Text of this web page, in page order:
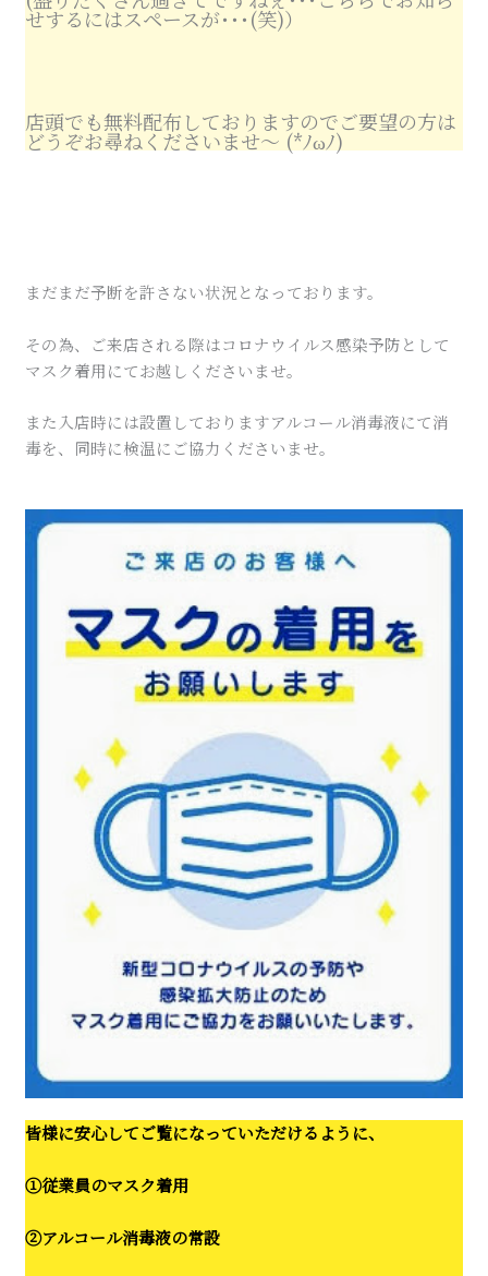
せするにはスペースが･･･(笑)）
店頭でも無料配布しておりますのでご要望の方は
どうぞお尋ねくださいませ～ (*ﾉωﾉ)
まだまだ予断を許さない状況となっております。
その為、ご来店される際はコロナウイルス感染予防として
マスク着用にてお越しくださいませ。
また入店時には設置しておりますアルコール消毒液にて消
毒を、同時に検温にご協力くださいませ。
皆様に安心してご覧になっていただけるように、
①従業員のマスク着用
②アルコール消毒液の常設